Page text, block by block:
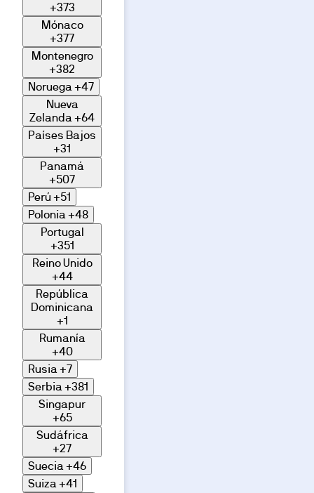
+373
Mónaco
+377
Montenegro
+382
Noruega+47
Nueva
Zelanda+64
Países Bajos
+31
Panamá
+507
Perú +51
Polonia+48
Portugal
+351
Reino Unido
+44
República
Dominicana
+1
Rumanía
+40
Rusia+7
Serbia+381
Singapur
+65
Sudáfrica
+27
Suecia+46
Suiza+41